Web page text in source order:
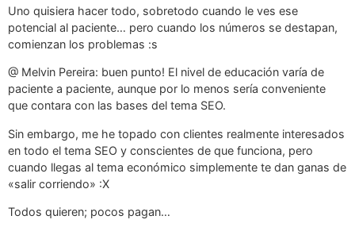
Uno quisiera hacer todo, sobretodo cuando le ves ese
potencial al paciente… pero cuando los números se destapan,
comienzan los problemas :s
@ Melvin Pereira: buen punto! El nivel de educación varía de
paciente a paciente, aunque por lo menos sería conveniente
que contara con las bases del tema SEO.
Sin embargo, me he topado con clientes realmente interesados
en todo el tema SEO y conscientes de que funciona, pero
cuando llegas al tema económico simplemente te dan ganas de
«salir corriendo» :X
Todos quieren; pocos pagan…